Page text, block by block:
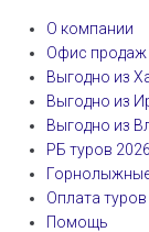
О компании
Офис продаж
Выгодно из
Выгодно из
Выгодно из
РБ туров 2026
Оплата туров
Помощь